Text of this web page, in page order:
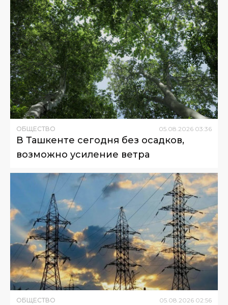
ОБЩЕСТВО 05.08.2026 03:36
В Ташкенте сегодня без осадков,
возможно усиление ветра
ОБЩЕСТВО 05 08 2026 02:56